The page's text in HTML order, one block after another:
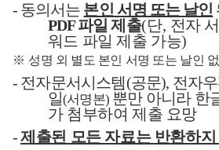
- 동의서는 본인 서명 또는 날인
PDF파일제출(단, 전자
워드 파일 제출 가능)
※ 성명 외 별도 본인 서명 또는 날인
- 전자문서시스템(공문), 전자
일(서명본) 뿐만 아니라 한
가 첨부하여 제출 요망
-제출된 모든 자료는 반환하